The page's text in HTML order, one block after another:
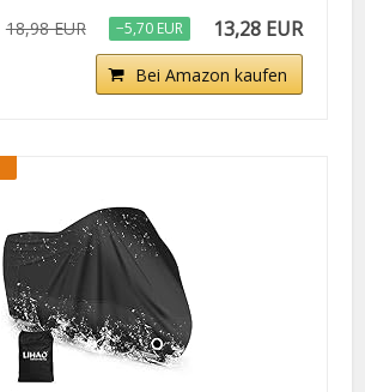
18,98 EUR −5,70 EUR 13,28 EUR
Bei Amazon kaufen